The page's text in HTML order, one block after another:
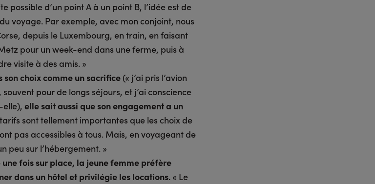
possible d’un point A à un point B, l’idée est de
voyage. Par exemple, avec mon conjoint, nous
depuis le Luxembourg, en train, en faisant
pour un week-end dans une ferme, puis à
visite à des amis. »
choix comme un sacrifice (« j’ai pris l’avion
pour de longs séjours, et j’ai conscience
elle sait aussi que son engagement a un
sont tellement importantes que les choix de
pas accessibles à tous. Mais, en voyageant de
peu sur l’hébergement. »
fois sur place, la jeune femme préfère
dans un hôtel et privilégie les locations. « Le